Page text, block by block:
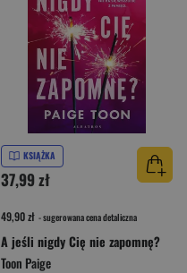
KSIĄŻKA
37,99 zł
49,90 zł - sugerowana cena detaliczna
A jeśli nigdy Cię nie zapomnę?
Toon Paige